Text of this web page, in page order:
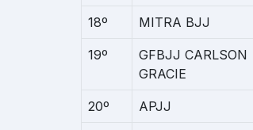
18º MITRA BJJ
19º
GFBJJ CARLSON
GRACIE
20º APJJ